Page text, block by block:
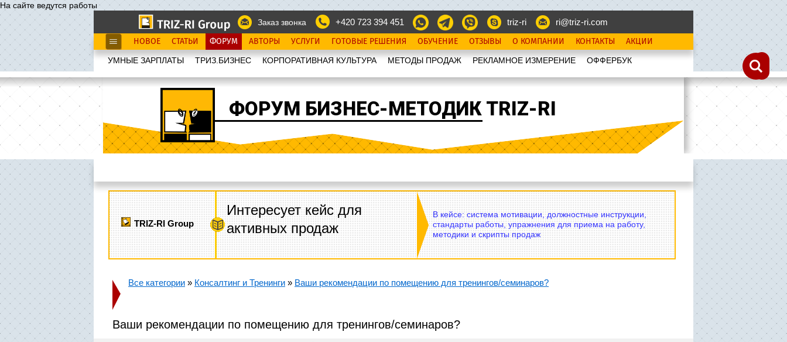
На сайте ведутся работы
Заказ звонка
+420 723 394 451 triz-ri ri@triz-ri.com
НОВОЕ СТАТЬИ ФОРУМ АВТОРЫ УСЛУГИ ГОТОВЫЕ РЕШЕНИЯ ОБУЧЕНИЕ ОТЗЫВЫ О КОМПАНИИ КОНТАКТЫ АКЦИИ
УМНЫЕ ЗАРПЛАТЫ ТРИЗ.БИЗНЕС КОРПОРАТИВНАЯ КУЛЬТУРА МЕТОДЫ ПРОДАЖ РЕКЛАМНОЕ ИЗМЕРЕНИЕ OФФЕРБУК
ФОРУМ БИЗНЕС-МЕТОДИК TRIZ-RI
TRIZ-RI Group
Интересует кейс для
активных продаж
В кейсе: система мотивации, должностные инструкции,
стандарты работы, упражнения для приема на работу,
методики и скрипты продаж
Все категории » Консалтинг и Тренинги » Ваши рекомендации по помещению для тренингов/семинаров?
Ваши рекомендации по помещению для тренингов/семинаров?